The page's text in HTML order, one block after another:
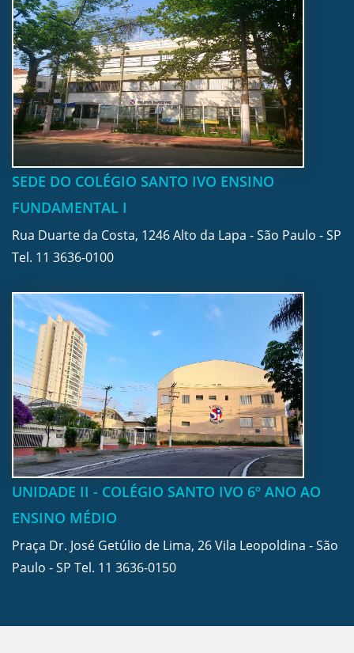
SEDE DO COLÉGIO SANTO IVO ENSINO
FUNDAMENTAL I
Rua Duarte da Costa, 1246 Alto da Lapa - São Paulo - SP
Tel. 11 3636-0100
UNIDADE II - COLÉGIO SANTO IVO 6º ANO AO
ENSINO MÉDIO
Praça Dr. José Getúlio de Lima, 26 Vila Leopoldina - São
Paulo - SP Tel. 11 3636-0150